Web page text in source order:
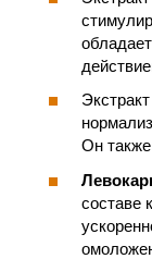
Он
составе